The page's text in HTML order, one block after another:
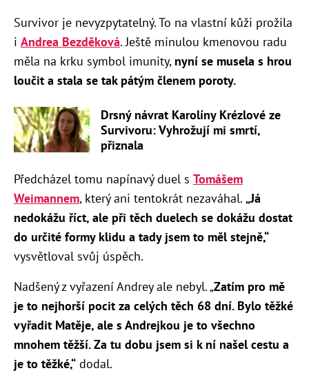
Survivor je nevyzpytatelný. To na vlastní kůži prožila
i Andrea Bezděková. Ještě minulou kmenovou radu
měla na krku symbol imunity, nyní se musela s hrou
loučit a stala se tak pátým členem poroty.
Drsný návrat Karolíny Krézlové ze
Survivoru: Vyhrožují mi smrtí,
přiznala
Předcházel tomu napínavý duel s Tomášem
Weimannem, který ani tentokrát nezaváhal. „Já
nedokážu říct, ale při těch duelech se dokážu dostat
do určité formy klidu a tady jsem to měl stejně,“
vysvětloval svůj úspěch.
Nadšený z vyřazení Andrey ale nebyl. „Zatím pro mě
je to nejhorší pocit za celých těch 68 dní. Bylo těžké
vyřadit Matěje, ale s Andrejkou je to všechno
mnohem těžší. Za tu dobu jsem si k ní našel cestu a
je to těžké,“ dodal.